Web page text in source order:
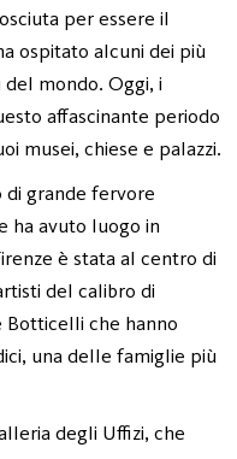
per essere il
ospitato alcuni dei più
mondo. Oggi, i
affascinante periodo
musei, chiese e palazzi.
di grande fervore
ha avuto luogo in
è stata al centro di
del calibro di
Botticelli che hanno
una delle famiglie più
degli Uffizi, che